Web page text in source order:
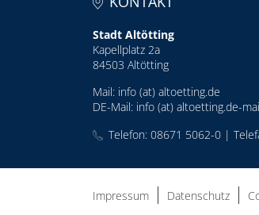
Stadt Altötting
Kapellplatz 2a
84503 Altötting
Mail: info (at) altoetting.de
DE-Mail: info (at) altoetting.de-
Telefon: 08671 5062-0 |
Impressum Datenschutz